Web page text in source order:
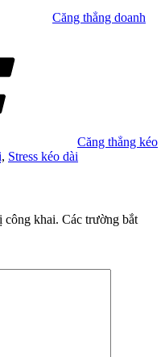
Căng thẳng doanh
Căng thẳng kéo
, Stress kéo dài
công khai. Các trường bắt